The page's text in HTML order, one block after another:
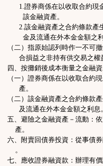
1.證券商係在以收取合約現
該金融資產。
2.該金融資產之合約條款產
金及流通在外本金金額之利
（二）指原始認列時作一不可
合損益之非持有供交易之權
四、按攤銷後成本衡量之金融
（一）證券商係在以收取合約
產。
（二）該金融資產之合約條款
及流通在外本金金額之利息。
五、避險之金融資產－流動：
產。
六、附賣回債券投資：從事債
。
七、應收證券融資款：辦理有